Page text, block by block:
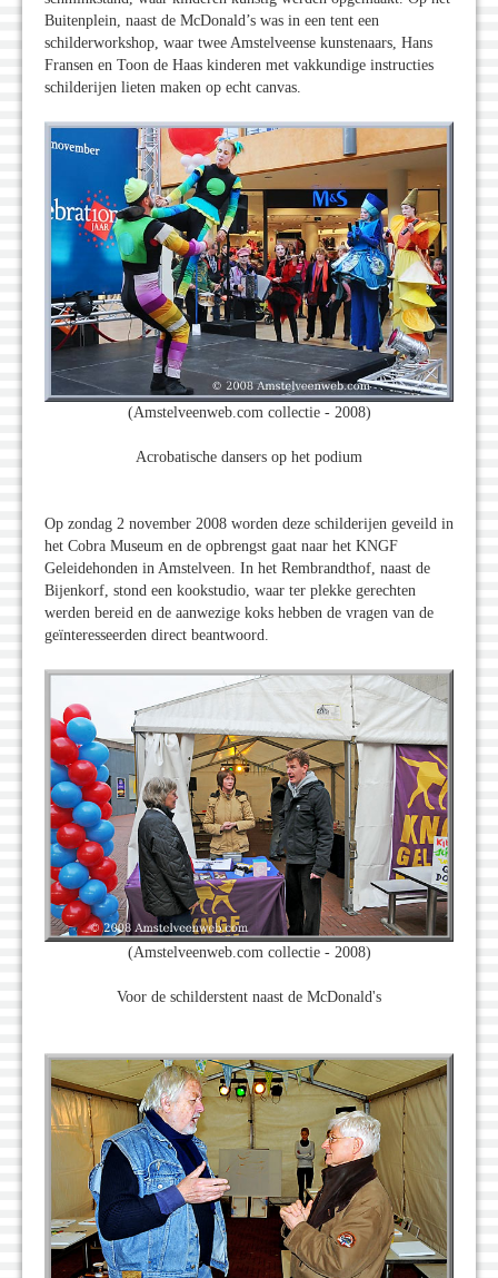
Buitenplein, naast de McDonald’s was in een tent een
schilderworkshop, waar twee Amstelveense kunstenaars, Hans
Fransen en Toon de Haas kinderen met vakkundige instructies
schilderijen lieten maken op echt canvas.
(Amstelveenweb.com collectie - 2008)
Acrobatische dansers op het podium
Op zondag 2 november 2008 worden deze schilderijen geveild in
het Cobra Museum en de opbrengst gaat naar het KNGF
Geleidehonden in Amstelveen. In het Rembrandthof, naast de
Bijenkorf, stond een kookstudio, waar ter plekke gerechten
werden bereid en de aanwezige koks hebben de vragen van de
geïnteresseerden direct beantwoord.
(Amstelveenweb.com collectie - 2008)
Voor de schilderstent naast de McDonald's